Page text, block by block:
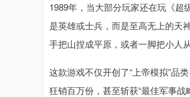
1989年，当大部分玩家还在玩《
是英雄或士兵，而是至高无上的天
手把山捏成平原，或者一脚把小人
这款游戏不仅开创了“上帝模拟”品
狂销百万份，甚至斩获“最佳军事